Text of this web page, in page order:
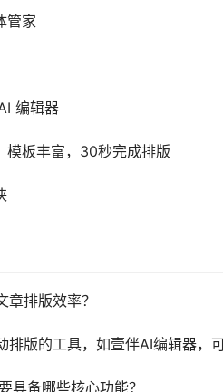
管家
编辑器
模板丰富，30秒完成排版
章排版效率？
排版的工具，如壹伴AI编辑器，
具备哪些核心功能？